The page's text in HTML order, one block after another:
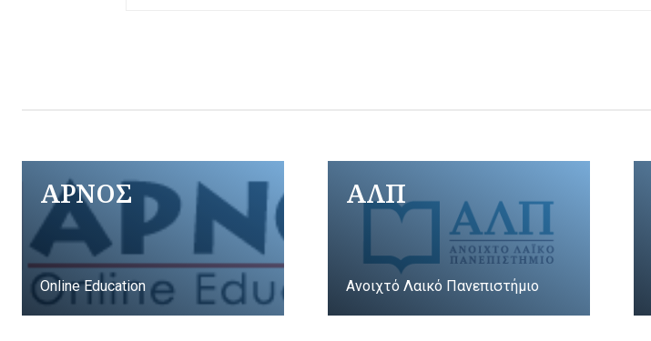
ΑΡΝΟΣ
Online Education
ΑΛΠ
Ανοιχτό Λαικό Πανεπιστήμιο